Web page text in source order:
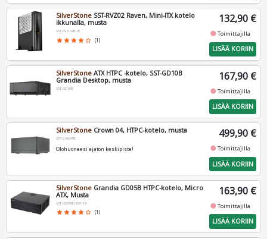
SilverStone SST-RVZ02 Raven, Mini-ITX kotelo
ikkunalla, musta
SST-RVZ02B-W
star star star star star_border (1)
132,90 €
fiber_manual_recordToimittajilla
LISÄÄ KORIIN
SilverStone ATX HTPC -kotelo, SST-GD10B
Grandia Desktop, musta
SST-GD10B
167,90 €
fiber_manual_recordToimittajilla
LISÄÄ KORIIN
SilverStone Crown 04, HTPC-kotelo, musta
SST-CW04TB
Olohuoneesi ajaton keskipiste!
499,90 €
fiber_manual_recordToimittajilla
LISÄÄ KORIIN
SilverStone Grandia GD05B HTPC-kotelo, Micro
ATX, Musta
SST-GD05B-USB-3.0
star star star star star_border (1)
163,90 €
fiber_manual_recordToimittajilla
LISÄÄ KORIIN